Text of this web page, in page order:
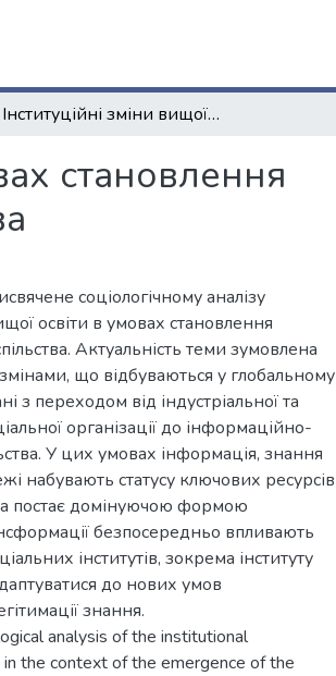
Інституційні зміни вищої освіти в умовах становлення інформаційно-мережевого суспільства
становлення
соціологічному аналізу
освіти в умовах становлення
Актуальність теми зумовлена
що відбуваються у глобальному
з переходом від індустріальної та
організації до інформаційно-
У цих умовах інформація, знання
набувають статусу ключових ресурсів
постає домінуючою формою
безпосередньо впливають
інститутів, зокрема інституту
до нових умов
знання.
analysis of the institutional
the context of the emergence of the